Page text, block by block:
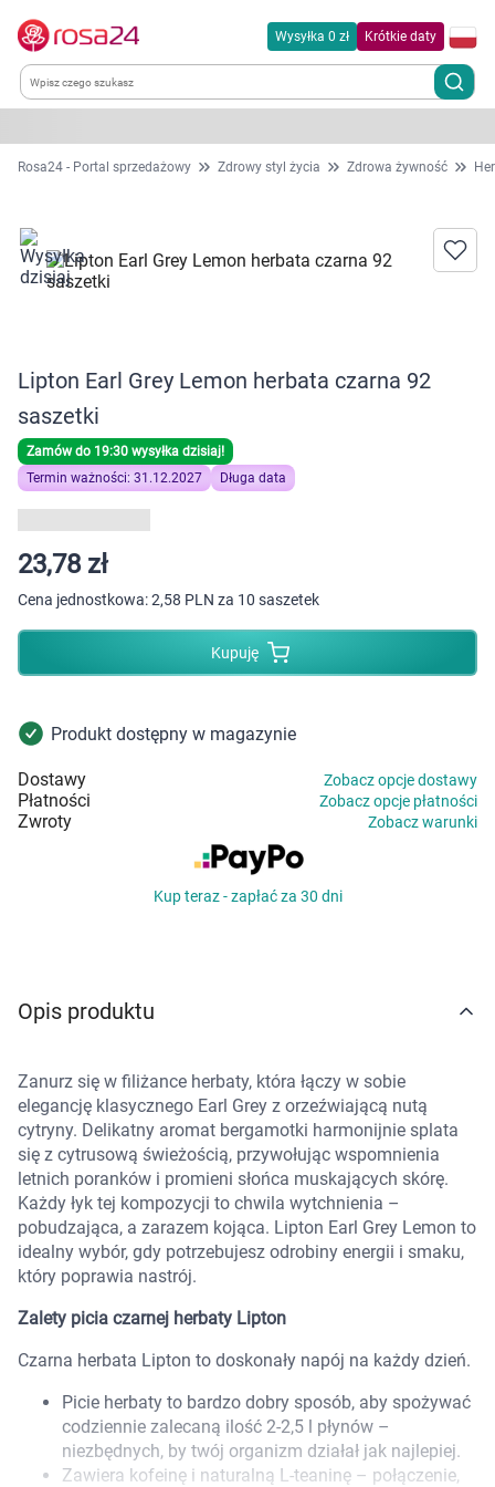
Korzystamy z plików cookies w celu
Wysyłka 0 zł Krótkie daty
Kategorie
Dla zwierząt
Zdrowie
Kobieta w ciąży i mama
Dziecko
Higiena
Kosmetyki
Mężczyzna
Zdrowy styl życia
Zabawki
Marki
Rosa24 - Portal sprzedażowy Zdrowy styl życia Zdrowa żywność
Lipton Earl Grey Lemon herbata czarna 92
saszetki
Zamów do 19:30 wysyłka dzisiaj!
Termin ważności: 31.12.2027
Długa data
23,78 zł
Cena jednostkowa:2,58 PLN za 10 saszetek
Kupuję
Produkt dostępny w magazynie
Dostawy Zobacz opcje dostawy
Płatności Zobacz opcje płatności
Zwroty Zobacz warunki
Kup teraz - zapłać za 30 dni
Opis produktu
Zanurz się w filiżance herbaty, która łączy w sobie
elegancję klasycznego Earl Grey z orzeźwiającą nutą
cytryny. Delikatny aromat bergamotki harmonijnie splata
się z cytrusową świeżością, przywołując wspomnienia
letnich poranków i promieni słońca muskających skórę.
Każdy łyk tej kompozycji to chwila wytchnienia –
pobudzająca, a zarazem kojąca. Lipton Earl Grey Lemon to
idealny wybór, gdy potrzebujesz odrobiny energii i smaku,
który poprawia nastrój.
Zalety picia czarnej herbaty Lipton
Czarna herbata Lipton to doskonały napój na każdy dzień.
Picie herbaty to bardzo dobry sposób, aby spożywać
codziennie zalecaną ilość 2-2,5 l płynów –
niezbędnych, by twój organizm działał jak najlepiej.
Zawiera kofeinę i naturalną L-teaninę – połączenie,